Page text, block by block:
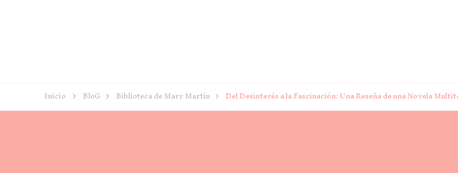
Inicio BloG Biblioteca de Mary Martín Del Desinterés a la Fascinación: Una Reseña de una Novela